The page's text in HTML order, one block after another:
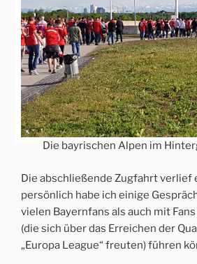
Die bayrischen Alpen im
Die abschließende Zugfahrt verlief
persönlich habe ich einige
vielen Bayernfans als auch mit
(die sich über das Erreichen der
„Europa League“ freuten) führen